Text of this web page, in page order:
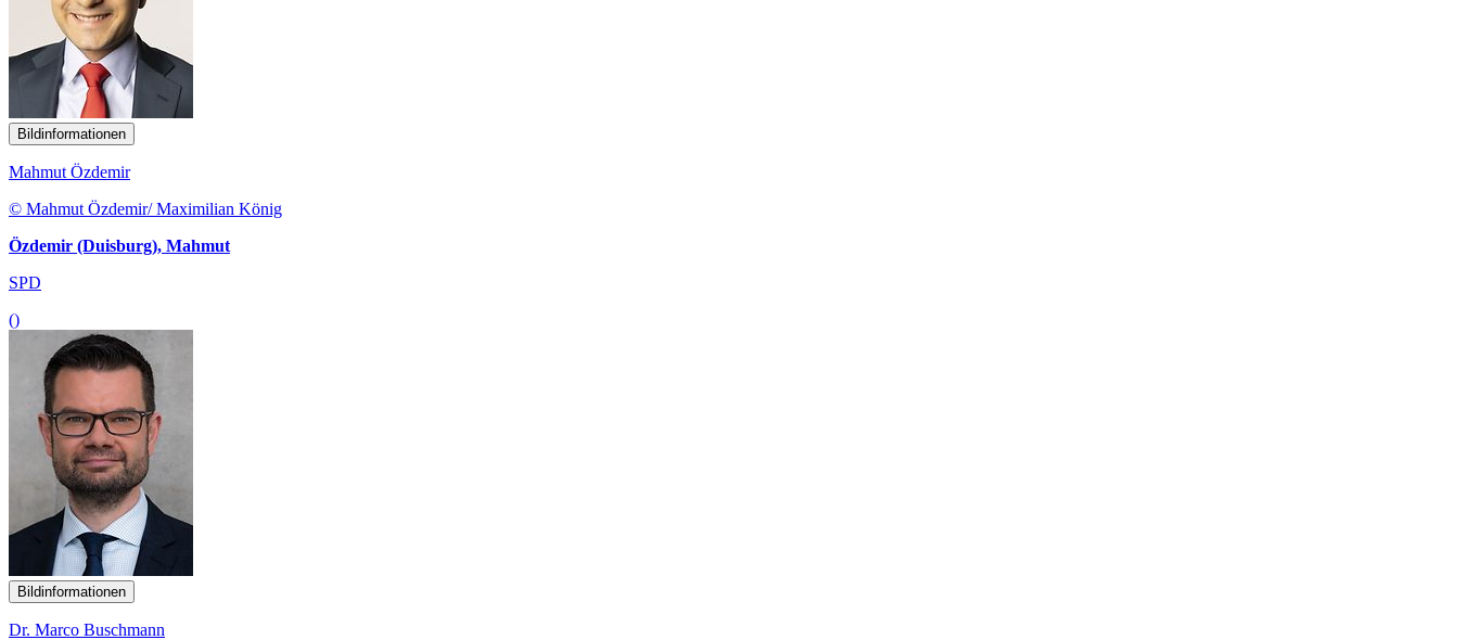
Bildinformationen
Mahmut Özdemir
© Mahmut Özdemir/ Maximilian König
Özdemir (Duisburg), Mahmut
SPD
()
Bildinformationen
Dr. Marco Buschmann